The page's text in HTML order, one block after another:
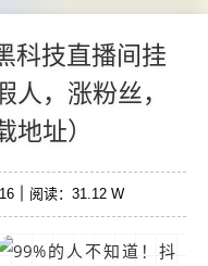
科技直播间挂
，涨粉丝，
址）
阅读：31.12 W